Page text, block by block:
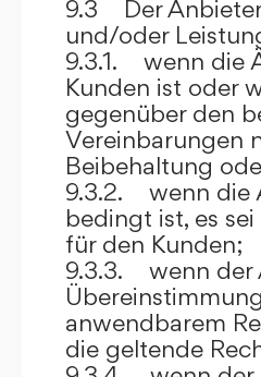
9.3 Der Anbieter
und/oder
9.3.1. wenn die
Kunden ist oder
gegenüber den
Vereinbarungen
Beibehaltung
9.3.2. wenn die
bedingt ist, es
für den Kunden;
9.3.3. wenn der
anwendbarem
die geltende